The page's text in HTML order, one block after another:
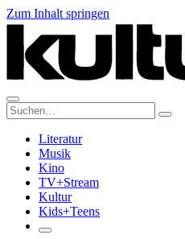
Zum Inhalt springen
Suche:
Literatur
Musik
Kino
TV+Stream
Kultur
Kids+Teens